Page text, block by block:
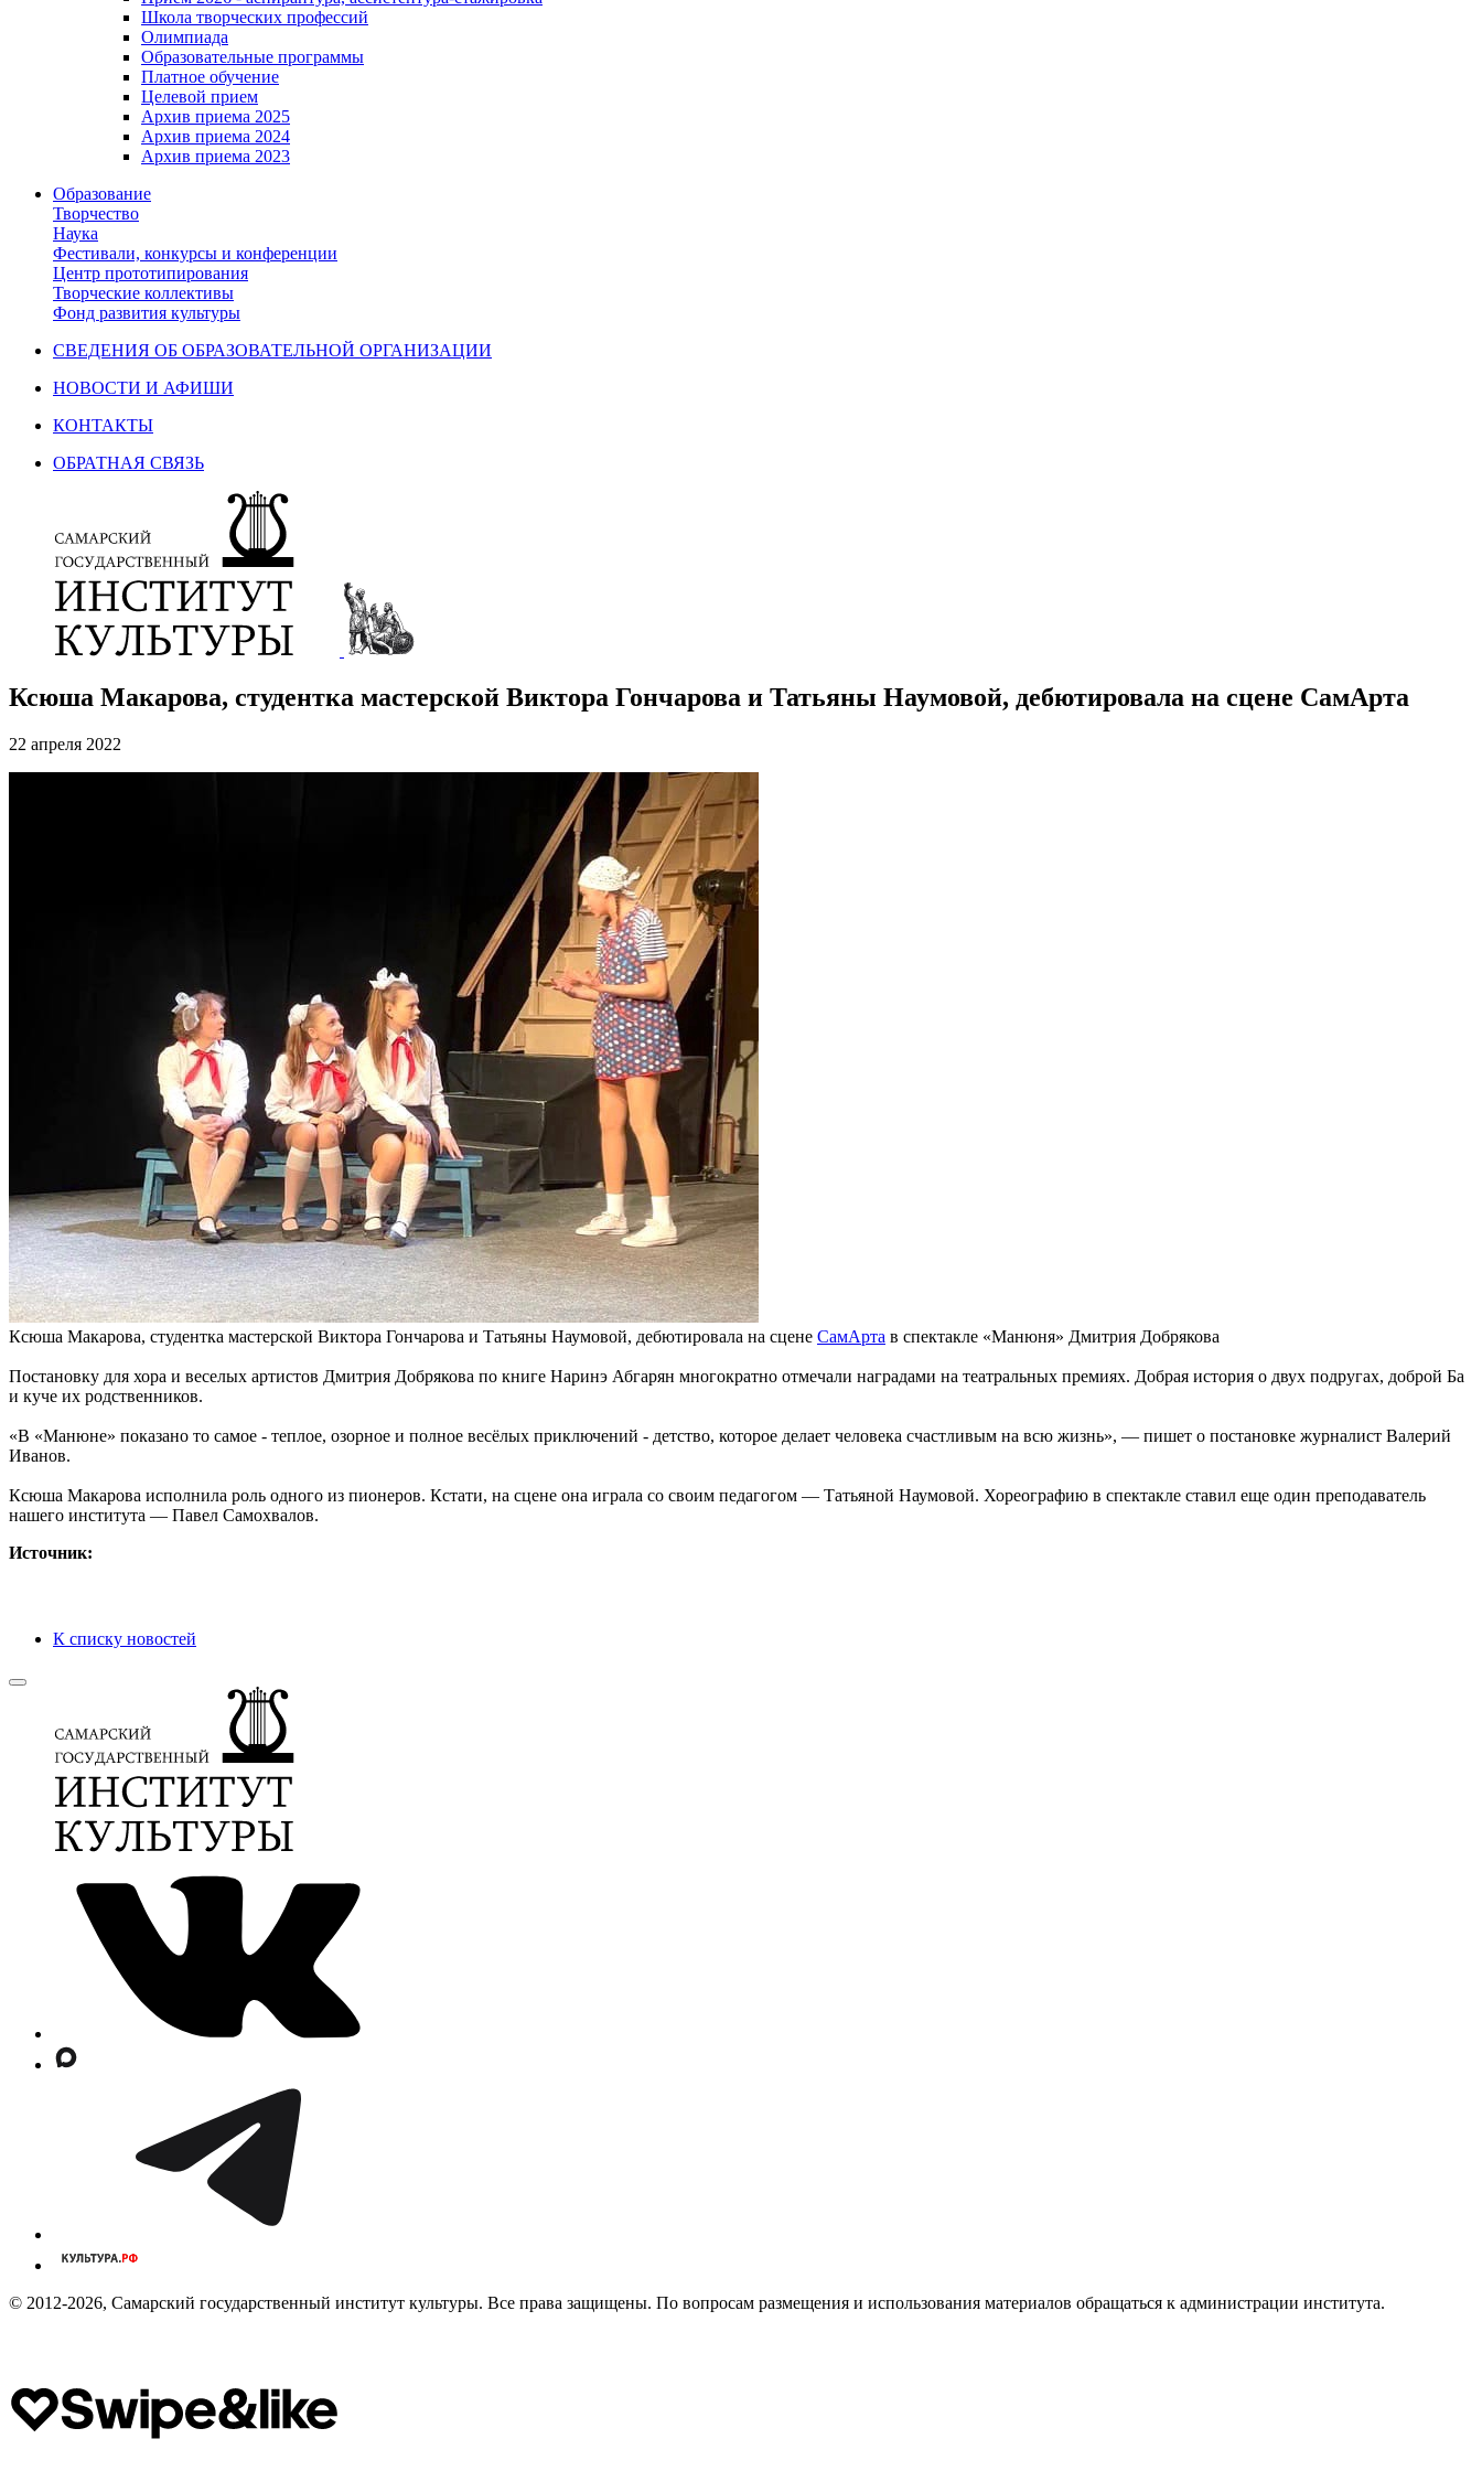
Школа творческих профессий
Олимпиада
Образовательные программы
Платное обучение
Целевой прием
Архив приема 2025
Архив приема 2024
Архив приема 2023
Образование
Творчество
Наука
Фестивали, конкурсы и конференции
Центр прототипирования
Творческие коллективы
Фонд развития культуры
СВЕДЕНИЯ ОБ ОБРАЗОВАТЕЛЬНОЙ ОРГАНИЗАЦИИ
НОВОСТИ И АФИШИ
КОНТАКТЫ
ОБРАТНАЯ СВЯЗЬ
Ксюша Макарова, студентка мастерской Виктора Гончарова и Татьяны Наумовой, дебютировала на сцене СамАрта
22 апреля 2022
Ксюша Макарова, студентка мастерской Виктора Гончарова и Татьяны Наумовой, дебютировала на сцене СамАрта в спектакле «Манюня» Дмитрия Добрякова
Постановку для хора и веселых артистов Дмитрия Добрякова по книге Наринэ Абгарян многократно отмечали наградами на театральных премиях. Добрая история о двух подругах, доброй Ба
и куче их родственников.
«В «Манюне» показано то самое - теплое, озорное и полное весёлых приключений - детство, которое делает человека счастливым на всю жизнь», — пишет о постановке журналист Валерий
Иванов.
Ксюша Макарова исполнила роль одного из пионеров. Кстати, на сцене она играла со своим педагогом — Татьяной Наумовой. Хореографию в спектакле ставил еще один преподаватель
нашего института — Павел Самохвалов.
Источник:
К списку новостей
© 2012-2026, Самарский государственный институт культуры. Все права защищены. По вопросам размещения и использования материалов обращаться к администрации института.